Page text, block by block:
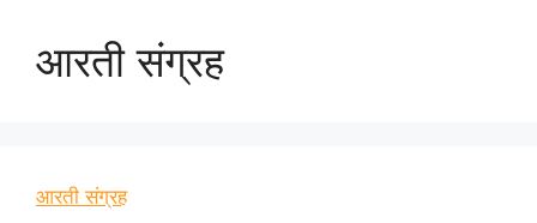
आरती संग्रह
आरती संग्रह